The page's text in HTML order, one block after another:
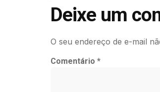
Deixe um
O seu endereço de e-mail
Comentário *